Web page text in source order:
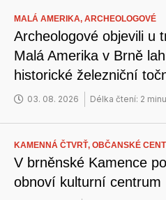
MALÁ AMERIKA,ARCHEOLOGOVÉ
Archeologové objevili u
Malá Amerika v Brně
historické železniční
03. 08. 2026 Délka čtení: 2
KAMENNÁ ČTVRŤ,OBČANSKÉ
V brněnské Kamence
obnoví kulturní centrum